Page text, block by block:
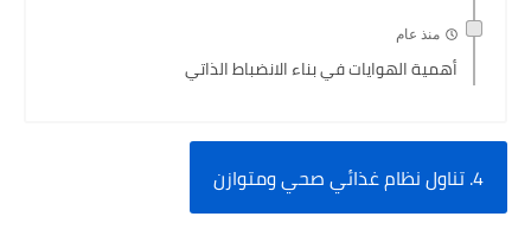
منذ عام
أهمية الهوايات في بناء الانضباط الذاتي
4. تناول نظام غذائي صحي ومتوازن